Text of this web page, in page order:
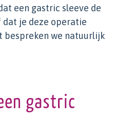
een gastric sleeve de
dat je deze operatie
bespreken we natuurlijk
gastric